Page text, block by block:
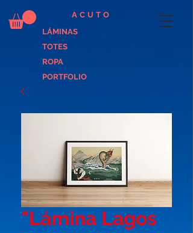
LÁMINAS
TOTES
ROPA
PORTFOLIO
ACUTO
"Lámina Lagos